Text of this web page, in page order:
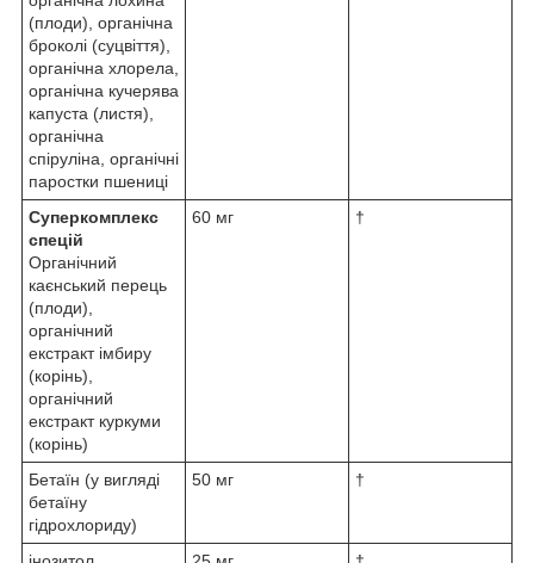
(плоди), органічна
броколі (суцвіття),
органічна хлорела,
органічна кучерява
капуста (листя),
органічна
спіруліна, органічні
паростки пшениці
Суперкомплекс
спецій
Органічний
каєнський перець
(плоди),
органічний
екстракт імбиру
(корінь),
органічний
екстракт куркуми
(корінь)
60 мг †
Бетаїн (у вигляді
бетаїну
гідрохлориду)
50 мг †